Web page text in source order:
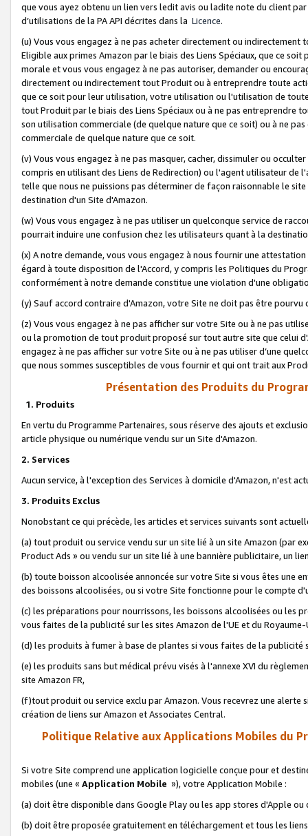
que vous ayez obtenu un lien vers ledit avis ou ladite note du client
d’utilisations de la PA API décrites dans la Licence.
(u) Vous vous engagez à ne pas acheter directement ou
Eligible aux primes Amazon par le biais des Liens Spéciaux, que ce
morale et vous vous engagez à ne pas autoriser, demander ou
directement ou indirectement tout Produit ou à entreprendre toute
que ce soit pour leur utilisation, votre utilisation ou l'utilisation de
tout Produit par le biais des Liens Spéciaux ou à ne pas entreprendre
son utilisation commerciale (de quelque nature que ce soit) ou à ne
commerciale de quelque nature que ce soit.
(v) Vous vous engagez à ne pas masquer, cacher, dissimuler ou
compris en utilisant des Liens de Redirection) ou l'agent utilisateur
telle que nous ne puissions pas déterminer de façon raisonnable le
destination d'un Site d'Amazon.
(w) Vous vous engagez à ne pas utiliser un quelconque service de
pourrait induire une confusion chez les utilisateurs quant à la
(x) A notre demande, vous vous engagez à nous fournir une
égard à toute disposition de l'Accord, y compris les Politiques du
conformément à notre demande constitue une violation d'une
(y) Sauf accord contraire d'Amazon, votre Site ne doit pas être
(z) Vous vous engagez à ne pas afficher sur votre Site ou à ne pas
ou la promotion de tout produit proposé sur tout autre site que celui
engagez à ne pas afficher sur votre Site ou à ne pas utiliser d’une
que nous sommes susceptibles de vous fournir et qui ont trait aux
Présentation des Produits du
1. Produits
En vertu du Programme Partenaires, sous réserve des ajouts et
article physique ou numérique vendu sur un Site d'Amazon.
2. Services
Aucun service, à l'exception des Services à domicile d'Amazon, n'est
3. Produits Exclus
Nonobstant ce qui précède, les articles et services suivants sont
(a) tout produit ou service vendu sur un site lié à un site Amazon (par
Product Ads » ou vendu sur un site lié à une bannière publicitaire, un
(b) toute boisson alcoolisée annoncée sur votre Site si vous êtes une
des boissons alcoolisées, ou si votre Site fonctionne pour le compte
(c) les préparations pour nourrissons, les boissons alcoolisées ou les
vous faites de la publicité sur les sites Amazon de l'UE et du Royaume-
(d) les produits à fumer à base de plantes si vous faites de la publicité
(e) les produits sans but médical prévu visés à l'annexe XVI du
site Amazon FR,
(f)tout produit ou service exclu par Amazon. Vous recevrez une alerte
création de liens sur Amazon et Associates Central.
Politique Relative aux Applications Mobiles du
Si votre Site comprend une application logicielle conçue pour et
mobiles (une « Application Mobile »), votre Application Mobile :
(a) doit être disponible dans Google Play ou les app stores d'Apple ou
(b) doit être proposée gratuitement en téléchargement et tous les